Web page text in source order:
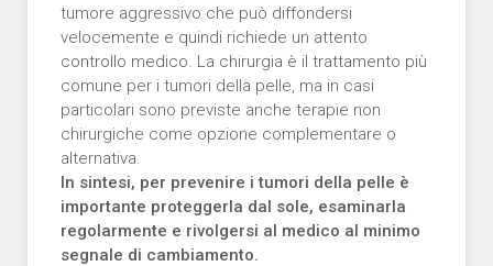
tumore aggressivo che può diffondersi
velocemente e quindi richiede un attento
controllo medico. La chirurgia è il trattamento più
comune per i tumori della pelle, ma in casi
particolari sono previste anche terapie non
chirurgiche come opzione complementare o
alternativa.
In sintesi, per prevenire i tumori della pelle è
importante proteggerla dal sole, esaminarla
regolarmente e rivolgersi al medico al minimo
segnale di cambiamento.